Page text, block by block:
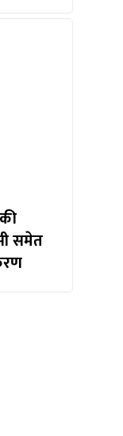
समेत